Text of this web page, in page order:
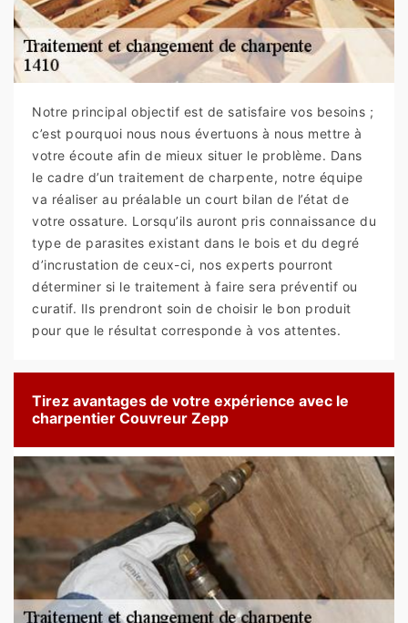
Notre principal objectif est de satisfaire vos besoins ;
c’est pourquoi nous nous évertuons à nous mettre à
votre écoute afin de mieux situer le problème. Dans
le cadre d’un traitement de charpente, notre équipe
va réaliser au préalable un court bilan de l’état de
votre ossature. Lorsqu’ils auront pris connaissance du
type de parasites existant dans le bois et du degré
d’incrustation de ceux-ci, nos experts pourront
déterminer si le traitement à faire sera préventif ou
curatif. Ils prendront soin de choisir le bon produit
pour que le résultat corresponde à vos attentes.
Tirez avantages de votre expérience avec le
charpentier Couvreur Zepp